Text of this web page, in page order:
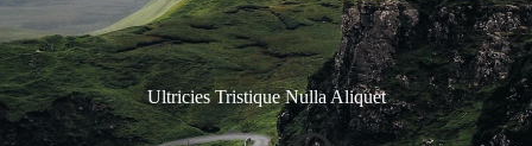
Ultricies Tristique Nulla Aliquet